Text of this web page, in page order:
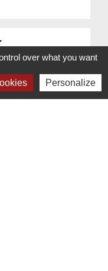
over what you want
Personalize